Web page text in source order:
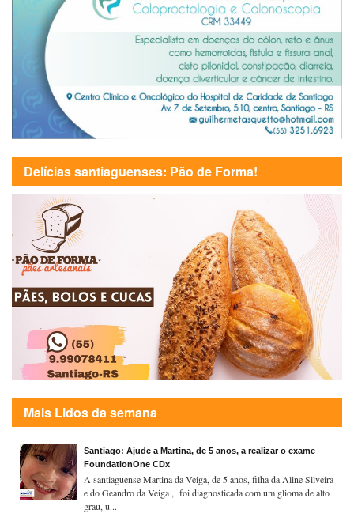
Delícias santiaguenses: Pão de Forma!
Mais Lidos da semana
Santiago: Ajude a Martina, de 5 anos, a realizar o exame
FoundationOne CDx
A santiaguense Martina da Veiga, de 5 anos, filha da Aline Silveira
e do Geandro da Veiga , foi diagnosticada com um glioma de alto
grau, u...